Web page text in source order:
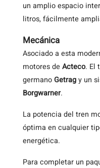
un amplio espacio
litros, fácilmente
Mecánica
Asociado a esta
motores de Acteco. El
germanoGetragy un
Borgwarner.
La potencia del tren
óptima en cualquier
energética.
Para completar un